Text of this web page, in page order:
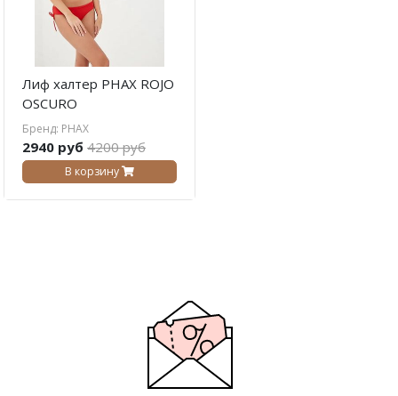
Лиф халтер PHAX ROJO
OSCURO
Бренд: PHAX
2940 руб 4200 руб
В корзину